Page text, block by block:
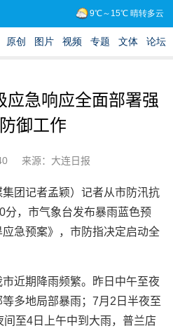
急响应全面部署强
御工作
来源：大连日报
团记者孟颖）记者从市防汛抗
分，市气象台发布暴雨蓝色预
急预案》，市防指决定启动全
近期降雨频繁。昨日中午至夜
多地局部暴雨；7月2日半夜至
至4日上午中到大雨，普兰店